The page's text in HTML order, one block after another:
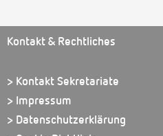
Kontakt & Rechtliches
> Kontakt Sekretariate
> Impressum
> Datenschutzerklärung